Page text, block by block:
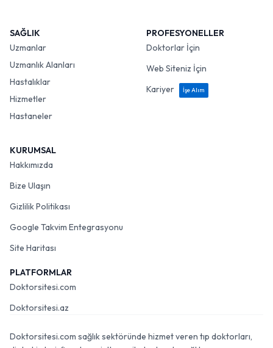
SAĞLIK
Uzmanlar
Uzmanlık Alanları
Hastalıklar
Hizmetler
Hastaneler
PROFESYONELLER
Doktorlar İçin
Web Siteniz İçin
Kariyer
İşe Alım
KURUMSAL
Hakkımızda
Bize Ulaşın
Gizlilik Politikası
Google Takvim Entegrasyonu
Site Haritası
PLATFORMLAR
Doktorsitesi.com
Doktorsitesi.az
Doktorsitesi.com sağlık sektöründe hizmet veren tıp doktorları,